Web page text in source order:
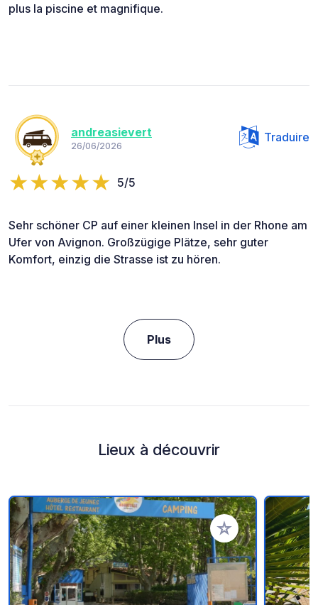
plus la piscine et magnifique.
andreasievert
26/06/2026
Traduire
5/5
Sehr schöner CP auf einer kleinen Insel in der Rhone am
Ufer von Avignon. Großzügige Plätze, sehr guter
Komfort, einzig die Strasse ist zu hören.
Plus
Lieux à découvrir
Ajouter à vos